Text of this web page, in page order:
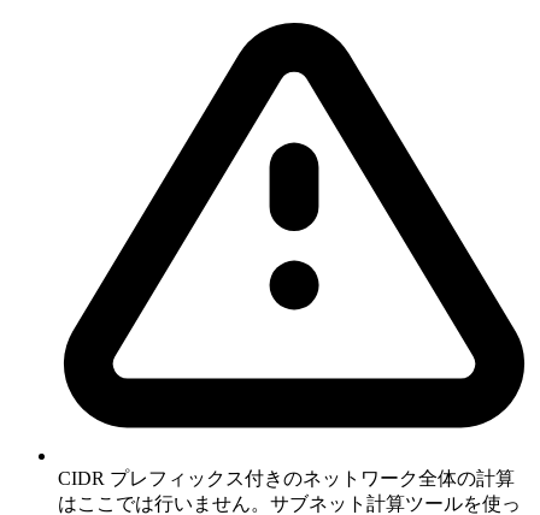
CIDR プレフィックス付きのネットワーク全体の計算
はここでは行いません。サブネット計算ツールを使っ